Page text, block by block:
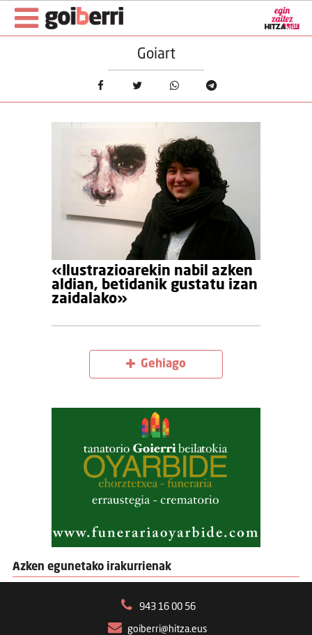
Goiart
«Ilustrazioarekin nabil azken
aldian, betidanik gustatu izan
zaidalako»
Gehiago
Azken egunetako irakurrienak
943 16 00 56
goiberri@hitza.eus